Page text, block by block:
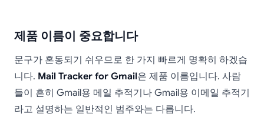
제품 이름이 중요합니다
문구가 혼동되기 쉬우므로 한 가지 빠르게 명확히 하겠습
니다. Mail Tracker for Gmail은 제품 이름입니다. 사람
들이 흔히 Gmail용 메일 추적기나 Gmail용 이메일 추적기
라고 설명하는 일반적인 범주와는 다릅니다.